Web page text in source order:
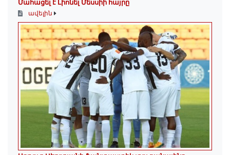
Մահացել է Լիոնել Մեսսիի հայրը
ավելին